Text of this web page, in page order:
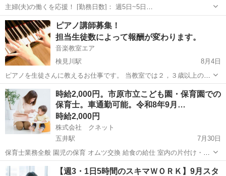
主婦(夫)の働くを応援！ [勤務日数]： 週5日~5日
11:30~19:30/07:30~15:30/11:00~19:00 月/火/水/木/金 [勤務地・最寄
駅]： 千葉県習志野市谷津1-18-30 TSKアベニュー...
千葉 習志野市 その他
ピアノ講師募集！
担当生徒数によって報酬が変わります。
音楽教室エア
検見川駅
8月4日
ピアノを生徒さんに教えるお仕事です。 当教室では２，３歳以上の生
徒さんを受け入れております。 今後、月曜日の午前中、木・金・日曜
日の全日の中で希望の生徒さんがいらした場合に、受け持っていただ
きます。 求める人物像 ...
千葉 千葉市 検見川駅 教育
時給2,000円。市原市立こども園・保育園での
保育士。車通勤可能。令和8年9月…
時給2,000円
株式会社 クネット
五井駅
7月30日
保育士業務全般 園児の保育 オムツ交換 給食の給仕 室内の片付け・清
掃など お便り帳などの記入 その他保育に付随する業務
千葉 市原市 五井駅 保育士
【週3・1日5時間のスキマＷＯＲＫ】9月スタ